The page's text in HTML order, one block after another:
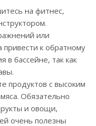
на фитнес,
или
привести к обратному
в бассейне, так как
продуктов с высоким
Обязательно
и овощи,
очень полезны